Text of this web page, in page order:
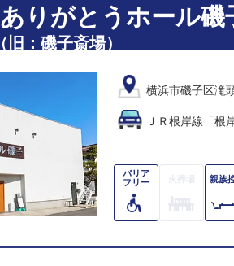
ありがとうホール磯
（旧：磯子斎場）
横浜市磯子区滝
ＪＲ根岸線「根
バリア
フリー 親族